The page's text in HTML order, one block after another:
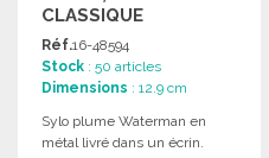
CLASSIQUE
Réf.16-48594
Stock : 50 articles
Dimensions : 12.9 cm
Sylo plume Waterman en
métal livré dans un écrin.